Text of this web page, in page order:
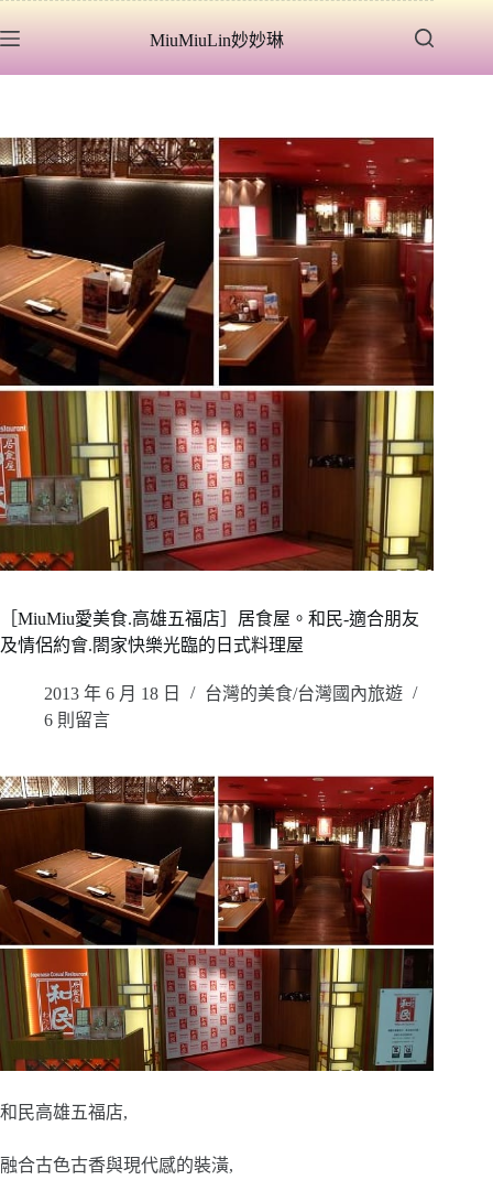
至
容
MiuMiuLin妙妙琳
［MiuMiu愛美食.高雄五福店］居食屋。和民-適合朋友
及情侶約會.閤家快樂光臨的日式料理屋
2013 年 6 月 18 日
台灣的美食/台灣國內旅遊
6 則留言
和民高雄五福店,
融合古色古香與現代感的裝潢,